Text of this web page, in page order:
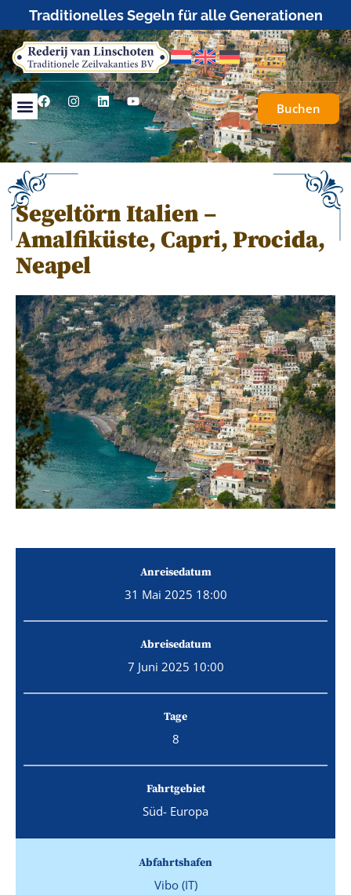
Traditionelles Segeln für alle Generationen
Buchen
Segeltörn Italien –
Amalfiküste, Capri, Procida,
Neapel
Anreisedatum
31 Mai 2025 18:00
Abreisedatum
7 Juni 2025 10:00
Tage
8
Fahrtgebiet
Süd- Europa
Abfahrtshafen
Vibo (IT)